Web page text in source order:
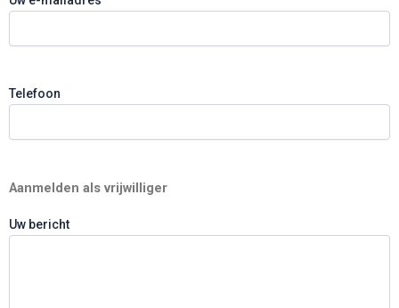
Telefoon
Aanmelden als vrijwilliger
Uw bericht